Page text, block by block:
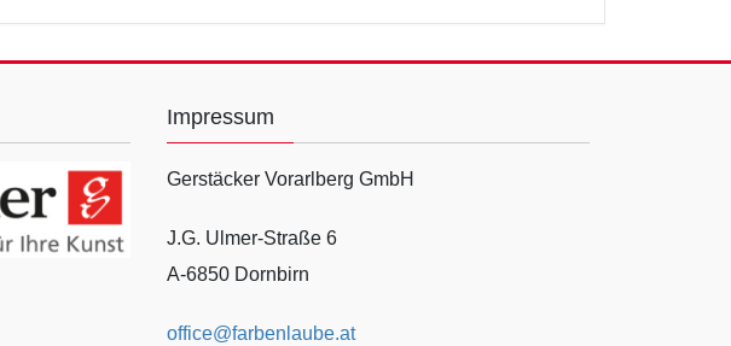
Impressum
Gerstäcker Vorarlberg GmbH
J.G. Ulmer-Straße 6
A-6850 Dornbirn
office@farbenlaube.at